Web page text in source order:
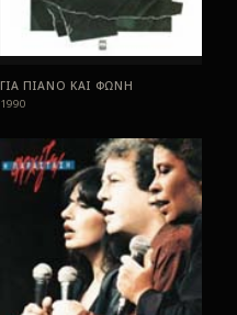
ΓΙΑ ΠΙΑΝΟ ΚΑΙ ΦΩΝΗ
1990